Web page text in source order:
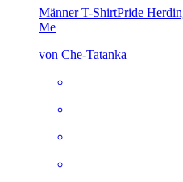
Männer T-ShirtPride
Me
von Che-Tatanka